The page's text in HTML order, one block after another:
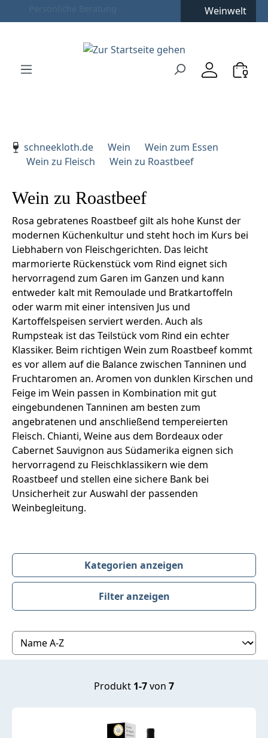
Zur Hauptnavigation springen
Weinwelt
schneekloth.de
Wein
Wein zum Essen
Wein zu Fleisch
Wein zu Roastbeef
Wein zu Roastbeef
Rosa gebratenes Roastbeef gilt als hohe Kunst der
modernen Küchenkultur und steht hoch im Kurs bei
Liebhabern von Fleischgerichten. Das leicht
marmorierte Rückenstück vom Rind eignet sich
hervorragend zum Garen im Ganzen und kann
entweder kalt mit Remoulade und Bratkartoffeln
oder warm mit einer intensiven Jus und
Kartoffelspeisen serviert werden. Auch als
Rumpsteak ist das Teilstück vom Rind ein echter
Klassiker. Beim richtigen Wein zum Roastbeef kommt
es vor allem auf die Balance zwischen Tanninen und
Fruchtaromen an. Aromen von dunklen Kirschen und
Feige im Wein passen in Kombination mit gut
eingebundenen Tanninen am besten zum
angebratenen und anschließend tempereierten
Fleisch. Chianti, Weine aus dem Bordeaux oder
Cabernet Sauvignon aus Südamerika eignen sich
hervorragend zu Fleischklassikern wie dem
Roastbeef und stellen eine sichere Bank bei
Unsicherheit zur Auswahl der passenden
Weinbegleitung.
Kategorien anzeigen
Filter anzeigen
Produktübersicht
Produkt 1-7von 7